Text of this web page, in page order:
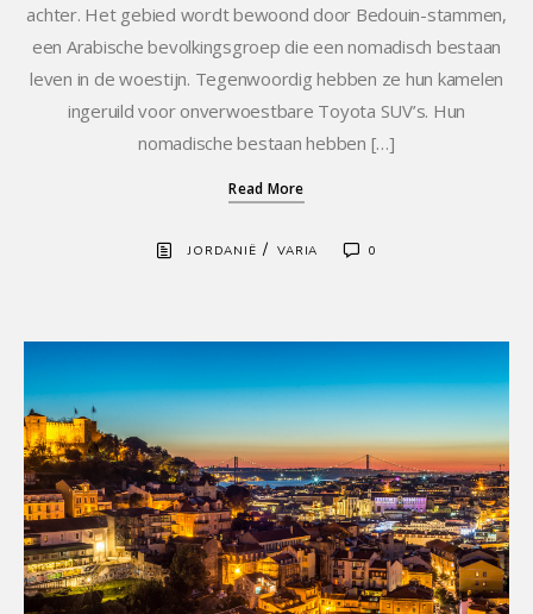
achter. Het gebied wordt bewoond door Bedouin-stammen,
een Arabische bevolkingsgroep die een nomadisch bestaan
leven in de woestijn. Tegenwoordig hebben ze hun kamelen
ingeruild voor onverwoestbare Toyota SUV’s. Hun
nomadische bestaan hebben […]
Read More
JORDANIË /VARIA 0